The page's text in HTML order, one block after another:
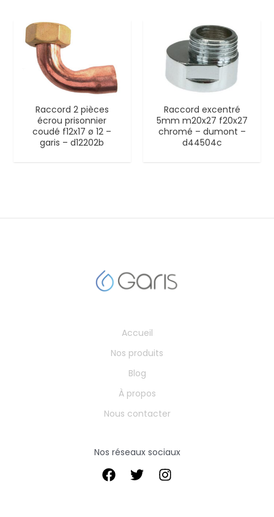
Raccord 2 pièces
écrou prisonnier
coudé f12x17 ø 12 –
garis – d12202b
Raccord excentré
5mm m20x27 f20x27
chromé – dumont –
d44504c
Accueil
Nos produits
Blog
À propos
Nous contacter
Nos réseaux sociaux